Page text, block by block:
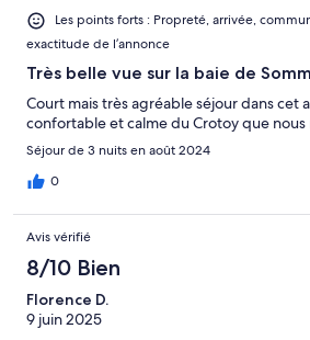
Les points forts : Propreté, arrivée,
exactitude de l’annonce
Très belle vue sur la baie de
Court mais très agréable séjour dans cet
confortable et calme du Crotoy que nous
Séjour de 3 nuits en août 2024
0
Avis vérifié
8/10 Bien
Florence D.
9 juin 2025